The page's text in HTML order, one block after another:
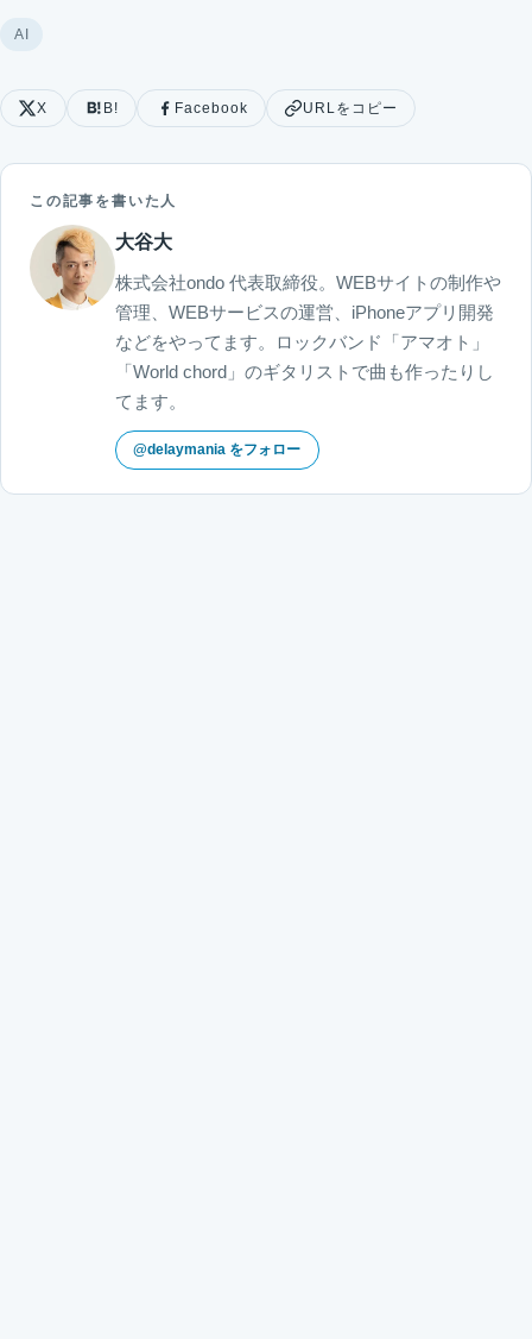
AI
X B! Facebook URLをコピー
この記事を書いた人
大谷大
株式会社ondo 代表取締役。WEBサイトの制作や
管理、WEBサービスの運営、iPhoneアプリ開発
などをやってます。ロックバンド「アマオト」
「World chord」のギタリストで曲も作ったりし
てます。
@delaymania をフォロー